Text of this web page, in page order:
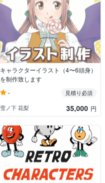
キャラクターイラスト（4〜6頭身）
を制作致します
-
見積り必須
雪ノ下 花梨
35,000 円